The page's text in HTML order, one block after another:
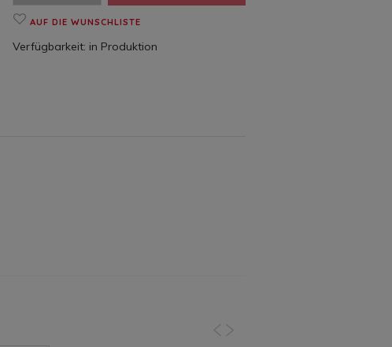
AUF DIE WUNSCHLISTE
Verfügbarkeit: in Produktion
vorherige